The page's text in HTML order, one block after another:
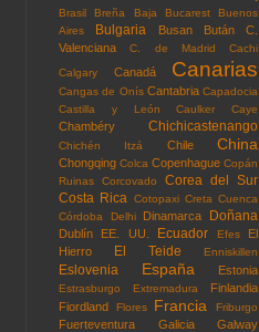
Brasil Breña Baja Bucarest
Buenos
Aires
Bulgaria Busan Bután
C.
Valenciana
C. de Madrid
Cachi
Calgary
Canadá Canarias
Cangas de Onís Cantabria Capadocia
Castilla y León
Caulker Caye
Chambéry Chichicastenango
Chichén Itzá Chile China
Chongqing Colca Copenhague Copán
Ruinas
Corcovado
Corea del Sur
Costa Rica
Cotopaxi Creta Cuenca
Córdoba
Delhi Dinamarca Doñana
Dublín EE. UU. Ecuador Efes
El
Hierro
El Teide Enniskillen
Eslovenia España Estonia
Estrasburgo Extremadura
Finlandia
Fiordland
Flores Francia Friburgo
Fuerteventura Galicia Galway